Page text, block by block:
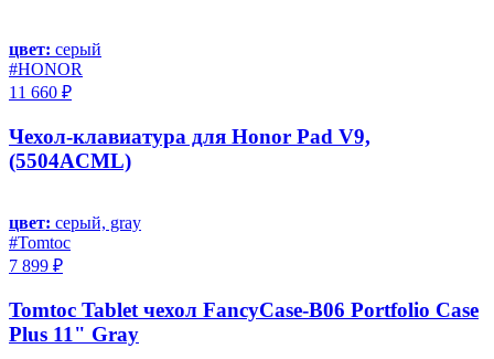
цвет: серый
#HONOR
11 660 ₽
Чехол-клавиатура для Honor Pad V9,
(5504ACML)
цвет: серый, gray
#Tomtoc
7 899 ₽
Tomtoc Tablet чехол FancyCase-B06 Portfolio Case
Plus 11" Gray